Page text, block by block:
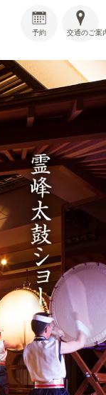
交通のご案
予約